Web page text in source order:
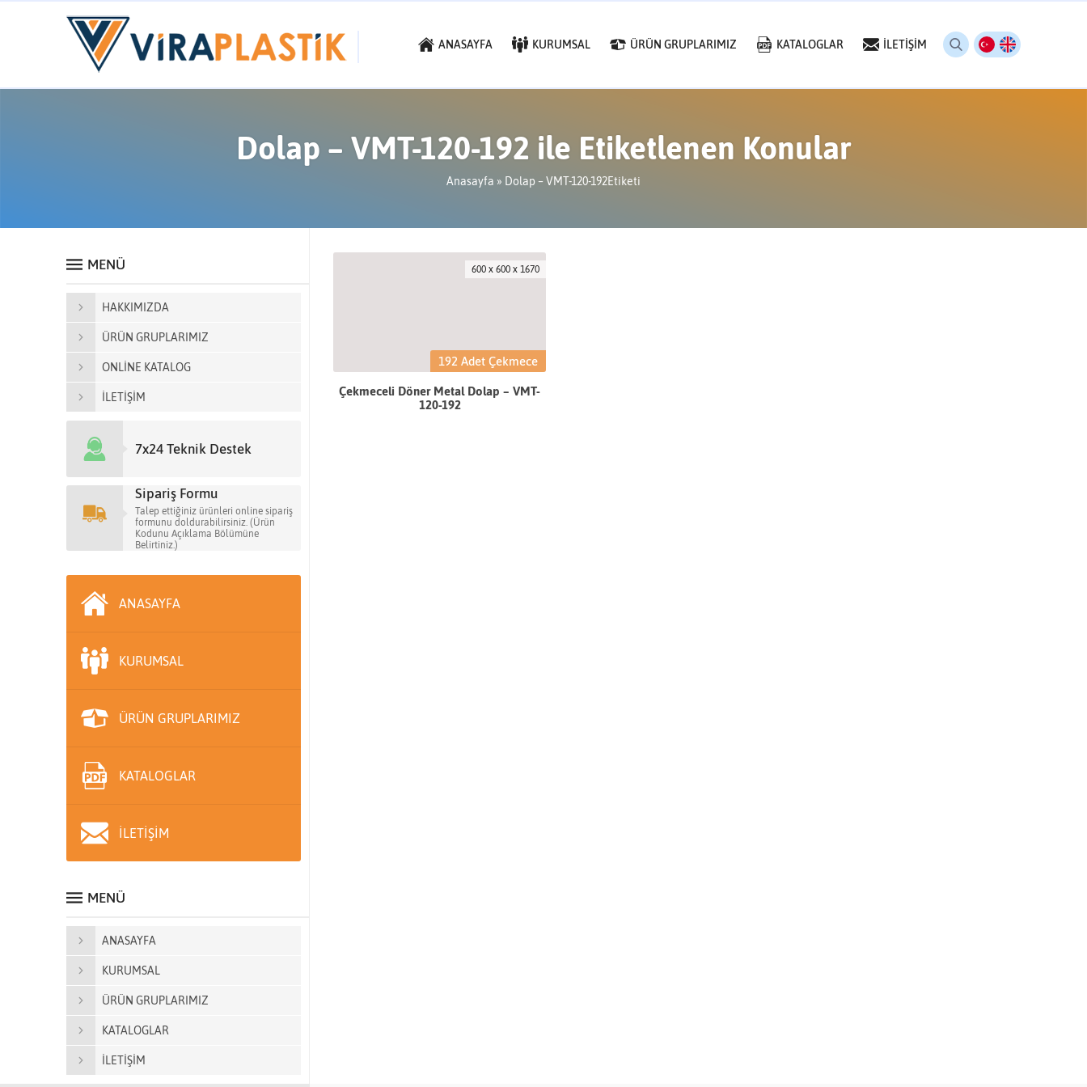
ANASAYFA KURUMSAL ÜRÜN GRUPLARIMIZ KATALOGLAR İLETİŞİM
Dolap – VMT-120-192 ile Etiketlenen Konular
Anasayfa » Dolap – VMT-120-192Etiketi
192 Adet Çekmece
600 x 600 x 1670
Çekmeceli Döner Metal Dolap – VMT-
120-192
MENÜ
HAKKIMIZDA
ÜRÜN GRUPLARIMIZ
ONLİNE KATALOG
İLETİŞİM
7x24 Teknik Destek
Sipariş Formu
Talep ettiğiniz ürünleri online sipariş
formunu doldurabilirsiniz. (Ürün
Kodunu Açıklama Bölümüne
Belirtiniz.)
ANASAYFA
KURUMSAL
ÜRÜN GRUPLARIMIZ
KATALOGLAR
İLETİŞİM
MENÜ
ANASAYFA
KURUMSAL
ÜRÜN GRUPLARIMIZ
KATALOGLAR
İLETİŞİM